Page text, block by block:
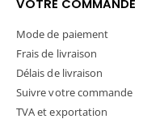
Mode de paiement
Frais de livraison
Délais de livraison
Suivre votre commande
TVA et exportation